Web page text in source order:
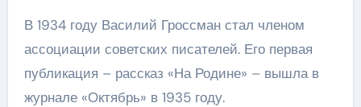
В 1934 году Василий Гроссман стал членом
ассоциации советских писателей. Его первая
публикация – рассказ «На Родине» – вышла в
журнале «Октябрь» в 1935 году.